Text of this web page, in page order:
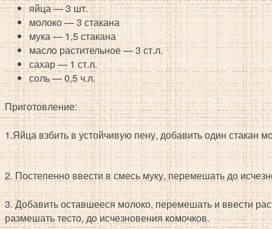
яйца — 3 шт.
молоко — 3 стакана
мука — 1,5 стакана
масло растительное — 3 ст.л.
сахар — 1 ст.л.
соль — 0,5 ч.л.
Приготовление:
1.Яйца взбить в устойчивую пену, добавить один стакан
2. Постепенно ввести в смесь муку, перемешать до
3. Добавить оставшееся молоко, перемешать и ввести
размешать тесто, до исчезновения комочков.